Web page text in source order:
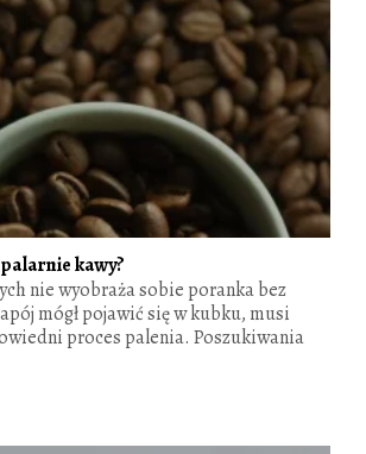
kawy?
nie wyobraża sobie poranka bez
mógł pojawić się w kubku, musi
proces palenia. Poszukiwania